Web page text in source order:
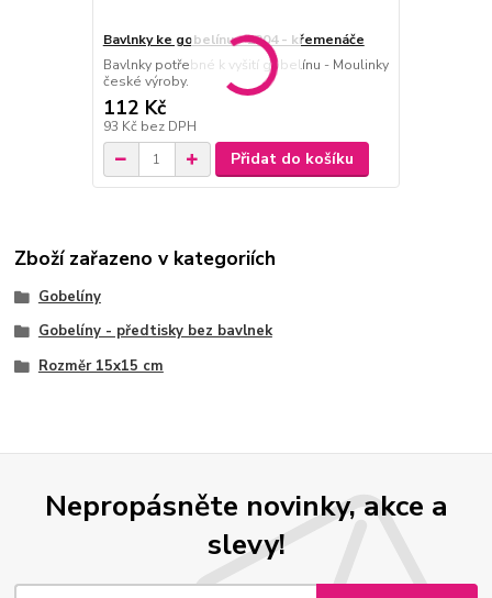
Bavlnky ke gobelínu - 2204 - křemenáče
Bavlnky potřebné k vyšití gobelínu - Moulinky
české výroby.
112 Kč
93 Kč bez DPH
Přidat do košíku
Zboží zařazeno v kategoriích
Gobelíny
Gobelíny - předtisky bez bavlnek
Rozměr 15x15 cm
Nepropásněte novinky, akce a
slevy!